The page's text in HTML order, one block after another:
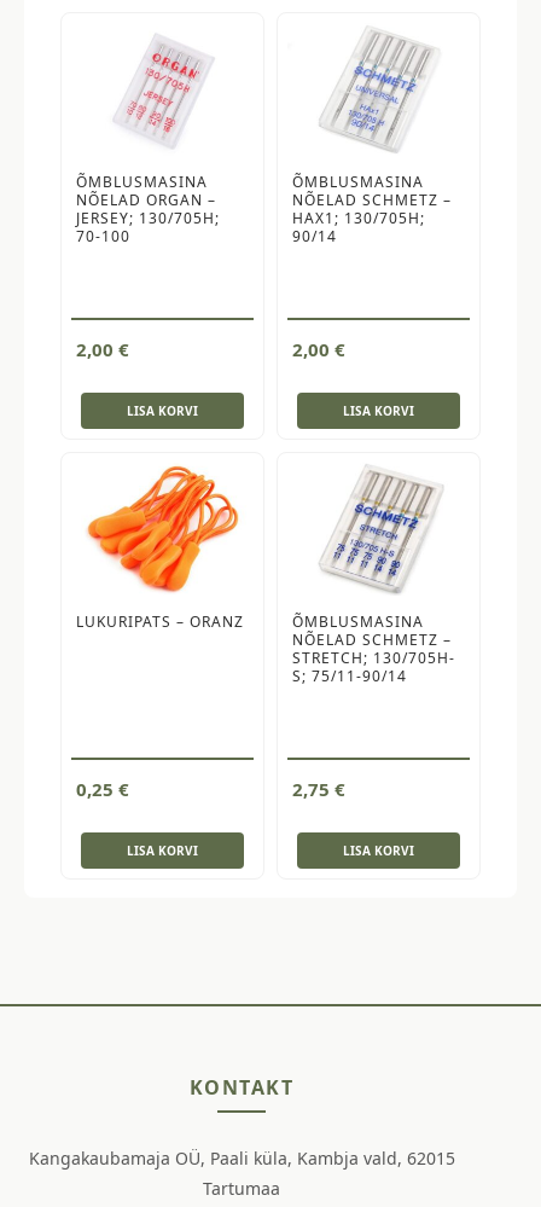
ÕMBLUSMASINA
NÕELAD ORGAN –
JERSEY; 130/705H;
70-100
2,00 €
LISA KORVI
ÕMBLUSMASINA
NÕELAD SCHMETZ –
HAX1; 130/705H;
90/14
2,00 €
LISA KORVI
LUKURIPATS – ORANZ
0,25 €
LISA KORVI
ÕMBLUSMASINA
NÕELAD SCHMETZ –
STRETCH; 130/705H-
S; 75/11-90/14
2,75 €
LISA KORVI
KONTAKT
Kangakaubamaja OÜ, Paali küla, Kambja vald, 62015
Tartumaa